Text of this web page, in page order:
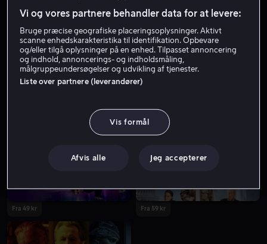
Fra 49 kr
Fra 49 kr Fra 59 kr
Vi og vores partnere behandler data for at levere:
Bruge præcise geografiske placeringsoplysninger. Aktivt
scanne enhedskarakteristika til identifikation. Opbevare
og/eller tilgå oplysninger på en enhed. Tilpasset annoncering
og indhold, annoncerings- og indholdsmåling,
målgruppeundersøgelser og udvikling af tjenester.
Liste over partnere (leverandører)
Vis formål
Afvis alle Jeg accepterer